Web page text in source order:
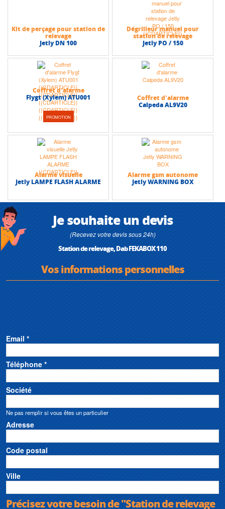
Kit de perçage pour station de
relevage
Jetly DN 100
Dégrilleur manuel pour
station de relevage
Jetly PO / 150
PROMOTION
Coffret d'alarme
Flygt (Xylem) ATU001
Coffret d'alarme
Calpeda AL9V20
Alarme visuelle
Jetly LAMPE FLASH ALARME
Alarme gsm autonome
Jetly WARNING BOX
Je souhaite un devis
(Recevez votre devis sous 24h)
Station de relevage, Dab FEKABOX 110
Vos informations personnelles
Email *
Téléphone *
Société
Ne pas remplir si vous êtes un particulier
Adresse
Code postal
Ville
Précisez votre besoin de "Station de relevage